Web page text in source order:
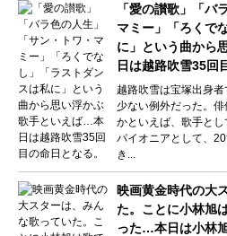
「愛の讃歌」「バ
マミー」「ろくで
に」という曲から
日は越路吹雪35回
越路吹雪は宝塚出身
少ない例外だった。
かといえば、歌手と
パイオニアとして、
き...
映画黄金時代の大
た。ことに小林旭
った…本日は小林